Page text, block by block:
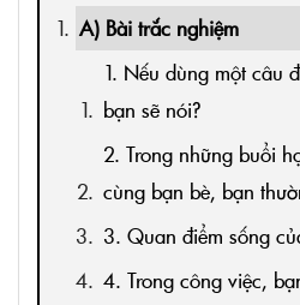
A) Bài trắc nghiệm
1. Nếu dùng một câu
bạn sẽ nói?
2. Trong những buổi
cùng bạn bè, bạn
3. Quan điểm sống
4. Trong công việc,